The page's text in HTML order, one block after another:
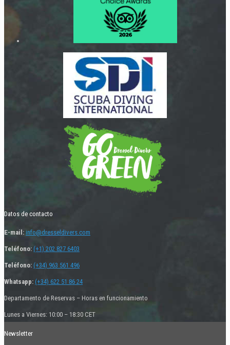
Datos de contacto
E-mail: info@dresseldivers.com
Teléfono: (+1) 202 827 6403
Teléfono: (+34) 963 561 496
Whatsapp: (+34) 622 51 86 24
Departamento de Reservas – Horas en funcionamiento
Lunes a Viernes: 10:00 – 18:30 CET
Newsletter